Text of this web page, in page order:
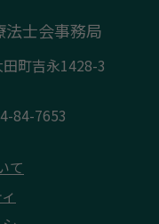
士会事務局
町吉永1428-3
84-7653
て